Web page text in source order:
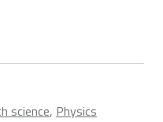
science, Physics